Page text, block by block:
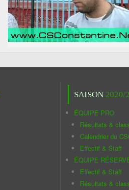
SAISON 2020/
ÉQUIPE PRO
Résultats &
Calendrier du
Effectif & Staff
ÉQUIPE
Effectif & Staff
Résultats &